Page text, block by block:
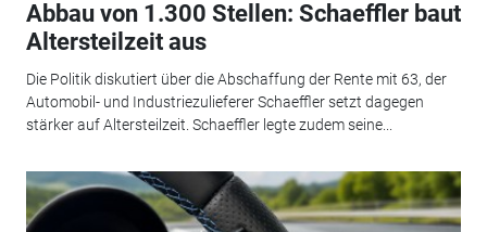
Abbau von 1.300 Stellen: Schaeffler baut
Altersteilzeit aus
Die Politik diskutiert über die Abschaffung der Rente mit 63, der
Automobil- und Industriezulieferer Schaeffler setzt dagegen
stärker auf Altersteilzeit. Schaeffler legte zudem seine...